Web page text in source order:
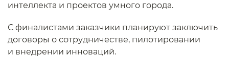
интеллекта и проектов умного города.
С финалистами заказчики планируют заключить
договоры о сотрудничестве, пилотировании
и внедрении инноваций.